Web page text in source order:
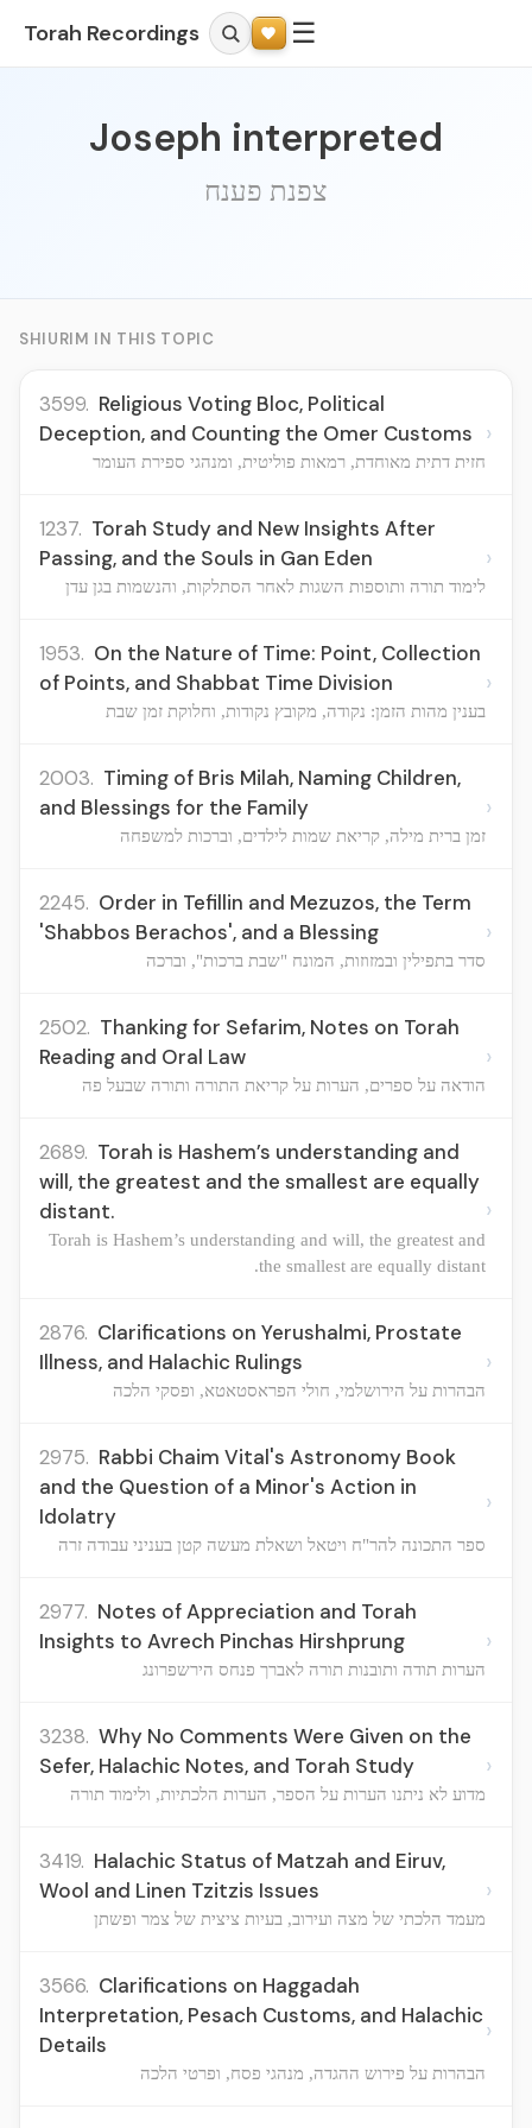
Torah Recordings ☰
Joseph interpreted
צפנת פענח
SHIURIM IN THIS TOPIC
3599. Religious Voting Bloc, Political
Deception, and Counting the Omer Customs
חזית דתית מאוחדת, רמאות פוליטית, ומנהגי ספירת העומר
›
1237. Torah Study and New Insights After
Passing, and the Souls in Gan Eden
לימוד תורה ותוספות השגות לאחר הסתלקות, והנשמות בגן עדן
›
1953. On the Nature of Time: Point, Collection
of Points, and Shabbat Time Division
בענין מהות הזמן: נקודה, מקובץ נקודות, וחלוקת זמן שבת
›
2003. Timing of Bris Milah, Naming Children,
and Blessings for the Family
זמן ברית מילה, קריאת שמות לילדים, וברכות למשפחה
›
2245. Order in Tefillin and Mezuzos, the Term
'Shabbos Berachos', and a Blessing
סדר בתפילין ובמזוזות, המונח "שבת ברכות", וברכה
›
2502. Thanking for Sefarim, Notes on Torah
Reading and Oral Law
הודאה על ספרים, הערות על קריאת התורה ותורה שבעל פה
›
2689. Torah is Hashem’s understanding and
will, the greatest and the smallest are equally
distant.
Torah is Hashem’s understanding and will, the greatest and
the smallest are equally distant.
›
2876. Clarifications on Yerushalmi, Prostate
Illness, and Halachic Rulings
הבהרות על הירושלמי, חולי הפראסטאטא, ופסקי הלכה
›
2975. Rabbi Chaim Vital's Astronomy Book
and the Question of a Minor's Action in
Idolatry
ספר התכונה להר"ח ויטאל ושאלת מעשה קטן בעניני עבודה זרה
›
2977. Notes of Appreciation and Torah
Insights to Avrech Pinchas Hirshprung
הערות תודה ותובנות תורה לאברך פנחס הירשפרונג
›
3238. Why No Comments Were Given on the
Sefer, Halachic Notes, and Torah Study
מדוע לא ניתנו הערות על הספר, הערות הלכתיות, ולימוד תורה
›
3419. Halachic Status of Matzah and Eiruv,
Wool and Linen Tzitzis Issues
מעמד הלכתי של מצה ועירוב, בעיות ציצית של צמר ופשתן
›
3566. Clarifications on Haggadah
Interpretation, Pesach Customs, and Halachic
Details
הבהרות על פירוש ההגדה, מנהגי פסח, ופרטי הלכה
›